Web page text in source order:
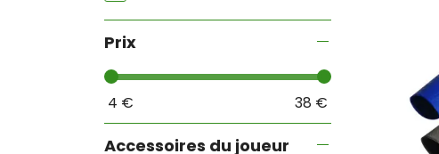
Prix
4 € 38 €
Accessoires du joueur